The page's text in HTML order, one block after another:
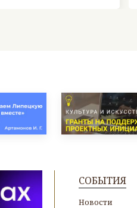
СОБЫТИЯ
Новости